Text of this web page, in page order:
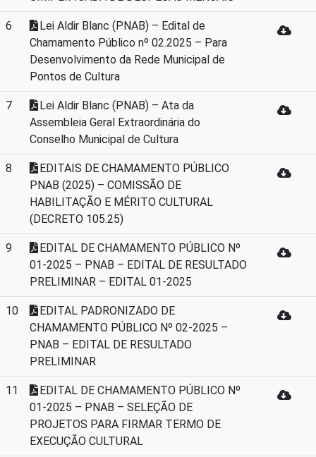
6
Lei Aldir Blanc (PNAB) – Edital de
Chamamento Público nº 02.2025 – Para
Desenvolvimento da Rede Municipal de
Pontos de Cultura
7
Lei Aldir Blanc (PNAB) – Ata da
Assembleia Geral Extraordinária do
Conselho Municipal de Cultura
8
EDITAIS DE CHAMAMENTO PÚBLICO
PNAB (2025) – COMISSÃO DE
HABILITAÇÃO E MÉRITO CULTURAL
(DECRETO 105.25)
9
EDITAL DE CHAMAMENTO PÚBLICO Nº
01-2025 – PNAB – EDITAL DE RESULTADO
PRELIMINAR – EDITAL 01-2025
10
EDITAL PADRONIZADO DE
CHAMAMENTO PÚBLICO Nº 02-2025 –
PNAB – EDITAL DE RESULTADO
PRELIMINAR
11
EDITAL DE CHAMAMENTO PÚBLICO Nº
01-2025 – PNAB – SELEÇÃO DE
PROJETOS PARA FIRMAR TERMO DE
EXECUÇÃO CULTURAL